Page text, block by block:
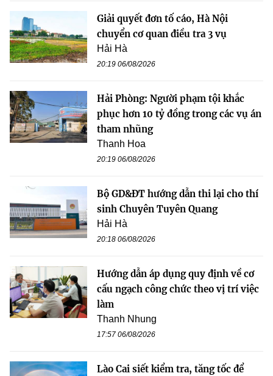
Giải quyết đơn tố cáo, Hà Nội
chuyển cơ quan điều tra 3 vụ
Hải Hà
20:19 06/08/2026
Hải Phòng: Người phạm tội khắc
phục hơn 10 tỷ đồng trong các vụ án
tham nhũng
Thanh Hoa
20:19 06/08/2026
Bộ GD&ĐT hướng dẫn thi lại cho thí
sinh Chuyên Tuyên Quang
Hải Hà
20:18 06/08/2026
Hướng dẫn áp dụng quy định về cơ
cấu ngạch công chức theo vị trí việc
làm
Thanh Nhung
17:57 06/08/2026
Lào Cai siết kiểm tra, tăng tốc để